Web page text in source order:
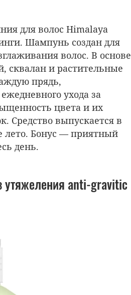
для волос Himalaya
Шампунь создан для
волос. В основе
сквалан и растительные
прядь,
ухода за
цвета и их
Средство выпускается в
лето. Бонус — приятный
день.
утяжеления anti-gravitic